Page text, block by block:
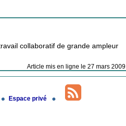
collaboratif de grande ampleur
Article mis en ligne le 27 mars 2009
Espace privé